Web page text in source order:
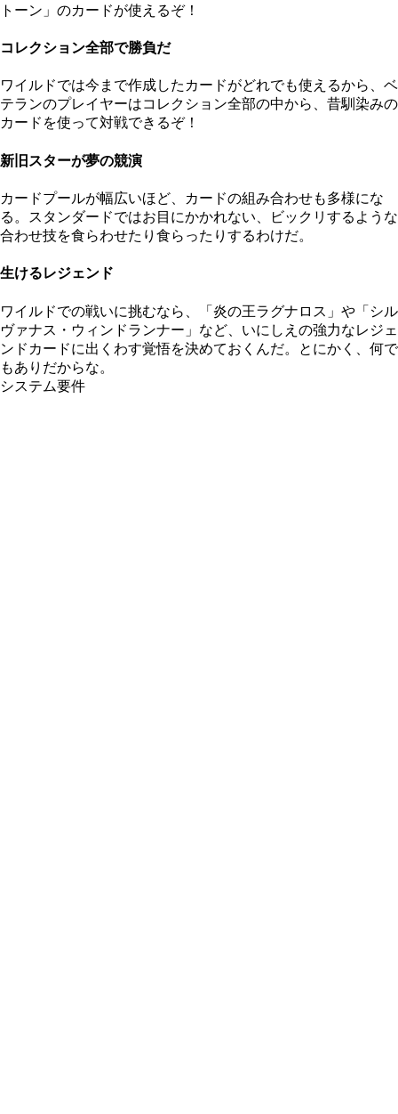
トーン」のカードが使えるぞ！
コレクション全部で勝負だ
ワイルドでは今まで作成したカードがどれでも使えるから、ベ
テランのプレイヤーはコレクション全部の中から、昔馴染みの
カードを使って対戦できるぞ！
新旧スターが夢の競演
カードプールが幅広いほど、カードの組み合わせも多様にな
る。スタンダードではお目にかかれない、ビックリするような
合わせ技を食らわせたり食らったりするわけだ。
生けるレジェンド
ワイルドでの戦いに挑むなら、「炎の王ラグナロス」や「シル
ヴァナス・ウィンドランナー」など、いにしえの強力なレジェ
ンドカードに出くわす覚悟を決めておくんだ。とにかく、何で
もありだからな。
システム要件